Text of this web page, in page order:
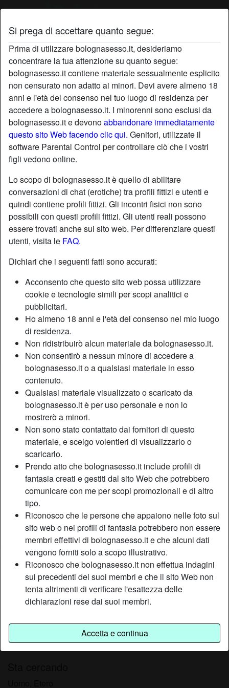
Si prega di accettare quanto segue:
Prima di utilizzare bolognasesso.it, desideriamo
concentrare la tua attenzione su quanto segue:
bolognasesso.it contiene materiale sessualmente esplicito
non censurato non adatto ai minori. Devi avere almeno 18
anni e l'età del consenso nel tuo luogo di residenza per
accedere a bolognasesso.it. I minorenni sono esclusi da
bolognasesso.it e devonoabbandonare immediatamente
questo sito Web facendo clic qui. Genitori, utilizzate il
software Parental Control per controllare ciò che i vostri
figli vedono online.
Lo scopo di bolognasesso.it è quello di abilitare
conversazioni di chat (erotiche) tra profili fittizi e utenti e
quindi contiene profili fittizi. Gli incontri fisici non sono
possibili con questi profili fittizi. Gli utenti reali possono
essere trovati anche sul sito web. Per differenziare questi
utenti, visita le FAQ.
Dichiari che i seguenti fatti sono accurati:
Acconsento che questo sito web possa utilizzare
cookie e tecnologie simili per scopi analitici e
pubblicitari.
Ho almeno 18 anni e l'età del consenso nel mio luogo
di residenza.
Non ridistribuirò alcun materiale da bolognasesso.it.
Non consentirò a nessun minore di accedere a
bolognasesso.it o a qualsiasi materiale in esso
contenuto.
Qualsiasi materiale visualizzato o scaricato da
bolognasesso.it è per uso personale e non lo
mostrerò a minori.
Non sono stato contattato dai fornitori di questo
materiale, e scelgo volentieri di visualizzarlo o
scaricarlo.
Prendo atto che bolognasesso.it include profili di
fantasia creati e gestiti dal sito Web che potrebbero
comunicare con me per scopi promozionali e di altro
tipo.
Riconosco che le persone che appaiono nelle foto sul
sito web o nei profili di fantasia potrebbero non essere
membri effettivi di bolognasesso.it e che alcuni dati
vengono forniti solo a scopo illustrativo.
Riconosco che bolognasesso.it non effettua indagini
sui precedenti dei suoi membri e che il sito Web non
tenta altrimenti di verificare l'esattezza delle
dichiarazioni rese dai suoi membri.
Accetta e continua
Profilo di MistressBetta
star Aggiungi chatChatta adesso
Nickname:
Età:
31
Paese:
Italia
Provincia:
Parma
Sesso:
Donna
Sessualità:
Relazione:
Single
Colore dei capelli:
Castana
Colore degli occhi:
Castani
Peso:
Depilata:
Sì
Fumatrice:
Sì
person_pin Descrizione
Ho una doppia vita, di giorno lavoro, son seria e introversa,
la notte mi piace fare la Mistress, mi trasformo in una
ai miei piedi, legarli o bendarli e scoparmeli per tutta la
notte fino alla stremo delle loro forze! Se mi temi non
cercarmi!